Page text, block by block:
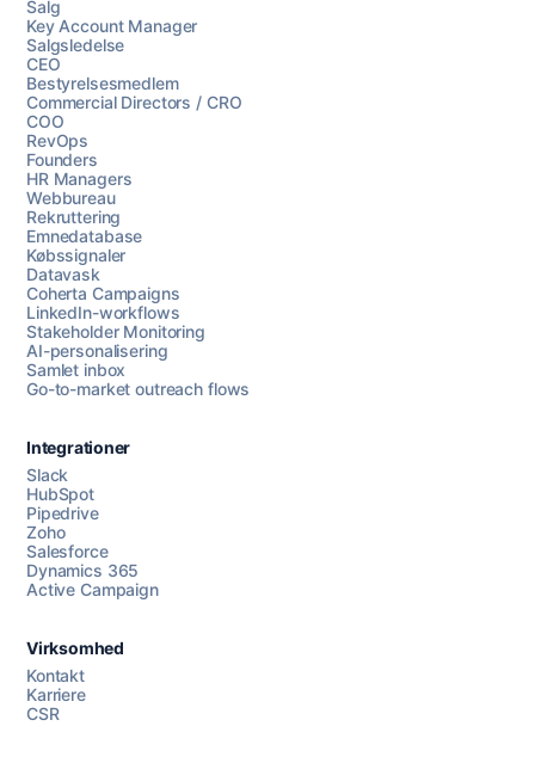
Chat med os
AI Campaign Assist
Salg
Key Account Manager
Salgsledelse
CEO
Bestyrelsesmedlem
Commercial Directors / CRO
COO
RevOps
Founders
HR Managers
Webbureau
Rekruttering
Emnedatabase
Købssignaler
Datavask
Coherta Campaigns
LinkedIn-workflows
Stakeholder Monitoring
AI-personalisering
Samlet inbox
Go-to-market outreach flows
Integrationer
Slack
HubSpot
Pipedrive
Zoho
Salesforce
Dynamics 365
Active Campaign
Virksomhed
Kontakt
Karriere
CSR